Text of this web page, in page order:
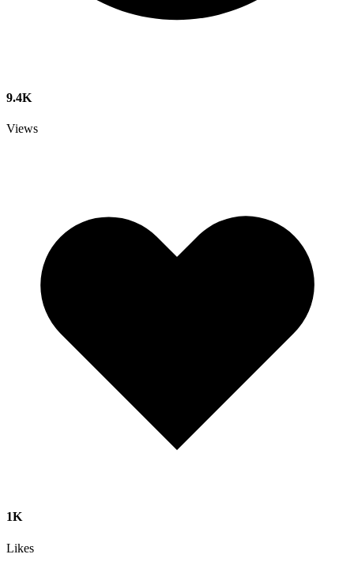
9.4K
Views
1K
Likes